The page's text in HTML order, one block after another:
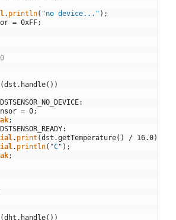
. println( "no device..." ) ;
= 0xFF;
(dst . handle( ) )
DSTSENSOR_NO_DEVICE:
= 0;
;
DSTSENSOR_READY:
. print (dst .getTemperature( ) / 16.0)
. println( "C" ) ;
;
(dht . handle( ) )